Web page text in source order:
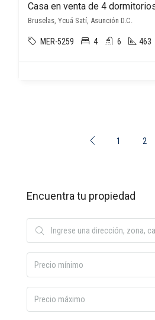
Bruselas, Ycuá Satí, Asunción D.C.
MER-5259 4 6 463
1 2
Encuentra tu propiedad